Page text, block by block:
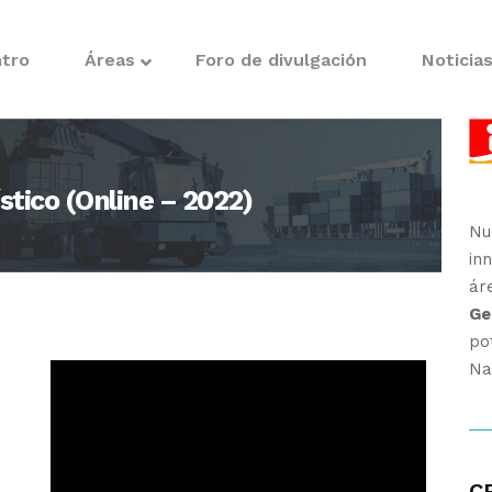
Áreas Foro de divulgación
(Online – 2022)